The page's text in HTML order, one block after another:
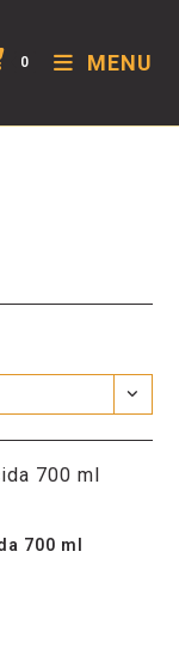
0 MENU
700 ml